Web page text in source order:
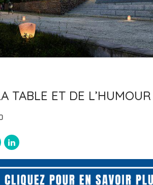
TABLE ET DE L’HUMOUR